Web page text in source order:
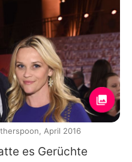
es Gerüchte
April 2016